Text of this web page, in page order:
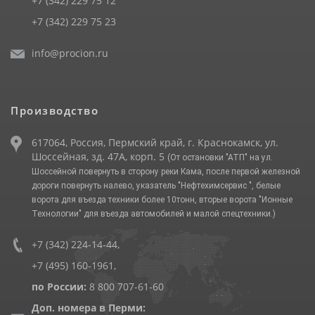
+7 (342) 229 75 23
info@procion.ru
Производство
617064, Россия, Пермский край, г. Краснокамск, ул.
Шоссейная, зд. 47А, корп. 5 (От остановки "АТП" на ул.
Шоссейной повернуть в сторону реки Кама, после первой железной
дороги повернуть налево, указатель "Нефтехимсервис ", белые
ворота для въезда техники более 10тонн, вторые ворота "Ионные
Технологии" для въезда автомобилей и малой спецтехники.)
+7 (342) 224-14-44,
+7 (495) 160-1961 ,
по России: 8 800 707-61-60
Доп. номера в Перми: